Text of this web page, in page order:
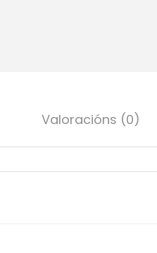
Valoracións (0)